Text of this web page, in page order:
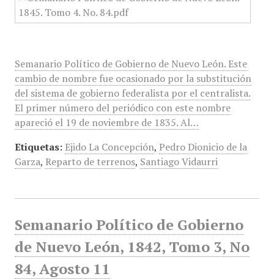
Semanario Político de Gobierno de Nuevo León. Este
cambio de nombre fue ocasionado por la substitución
del sistema de gobierno federalista por el centralista.
El primer número del periódico con este nombre
apareció el 19 de noviembre de 1835. Al…
Etiquetas: Ejido La Concepción, Pedro Dionicio de la
Garza, Reparto de terrenos, Santiago Vidaurri
Semanario Político de Gobierno
de Nuevo León, 1842, Tomo 3, No
84, Agosto 11